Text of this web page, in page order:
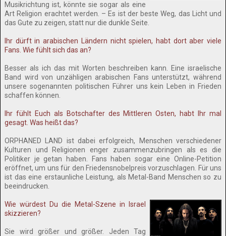
Musikrichtung ist, könnte sie sogar als eine
Art Religion erachtet werden. – Es ist der beste Weg, das Licht und
das Gute zu zeigen, statt nur die dunkle Seite.
Ihr dürft in arabischen Ländern nicht spielen, habt dort aber viele
Fans. Wie fühlt sich das an?
Besser als ich das mit Worten beschreiben kann. Eine israelische
Band wird von unzähligen arabischen Fans unterstützt, während
unsere sogenannten politischen Führer uns kein Leben in Frieden
schaffen können.
Ihr fühlt Euch als Botschafter des Mittleren Osten, habt Ihr mal
gesagt. Was heißt das?
ORPHANED LAND ist dabei erfolgreich, Menschen verschiedener
Kulturen und Religionen enger zusammenzubringen als es die
Politiker je getan haben. Fans haben sogar eine Online-Petition
eröffnet, um uns für den Friedensnobelpreis vorzuschlagen. Für uns
ist das eine erstaunliche Leistung, als Metal-Band Menschen so zu
beeindrucken.
Wie würdest Du die Metal-Szene in Israel
skizzieren?
Sie wird größer und größer. Jeden Tag